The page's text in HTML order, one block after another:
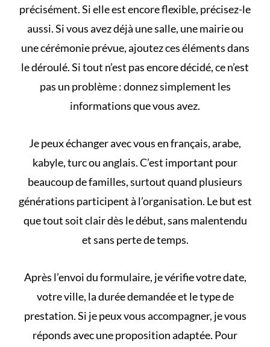
précisément. Si elle est encore flexible, précisez-le
aussi. Si vous avez déjà une salle, une mairie ou
une cérémonie prévue, ajoutez ces éléments dans
le déroulé. Si tout n’est pas encore décidé, ce n’est
pas un problème : donnez simplement les
informations que vous avez.
Je peux échanger avec vous en français, arabe,
kabyle, turc ou anglais. C’est important pour
beaucoup de familles, surtout quand plusieurs
générations participent à l’organisation. Le but est
que tout soit clair dès le début, sans malentendu
et sans perte de temps.
Après l’envoi du formulaire, je vérifie votre date,
votre ville, la durée demandée et le type de
prestation. Si je peux vous accompagner, je vous
réponds avec une proposition adaptée. Pour